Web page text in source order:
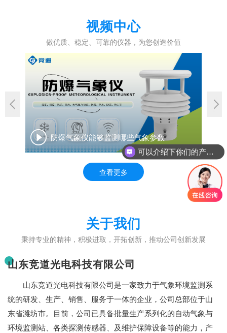
视频中心
做优质、稳定、可靠的仪器，为您创造价值
防爆气象仪能够监测哪些气象参数
查看更多
关于我们
秉持专业的精神，积极进取，开拓创新，推动公司创新发展
山东竞道光电科技有限公司
山东竞道光电科技有限公司是一家致力于气象环境监测系
统的研发、生产、销售、服务于一体的企业，公司总部位于山
东省潍坊市。目前，公司已具备批量生产系列化的自动气象与
环境监测站、各类探测传感器、及维护保障设备等的能力，产
可以介绍下你们的产品么？